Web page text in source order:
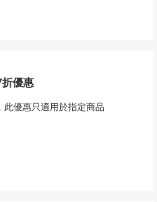
優惠
此優惠只適用於指定商品